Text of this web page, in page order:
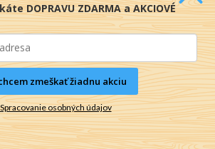
KNIHY PRE KAŽDÉHO s.r.o.
DOPRAVU ZDARMA a AKCIOVÉ
zmeškať žiadnu akciu
Spracovanie osobných údajov